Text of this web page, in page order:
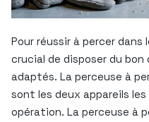
Pour réussir à percer
crucial de disposer du
adaptés. La perceuse à
sont les deux appareils
opération. La perceuse à